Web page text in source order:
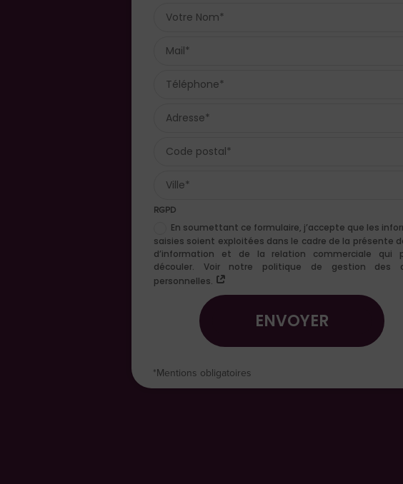
RGPD
En soumettant ce formulaire, j’accepte que les
saisies soient exploitées dans le cadre de la présente
d’information et de la relation commerciale qui
découler. Voir notre politique de gestion des
personnelles.
ENVOYER
*Mentions obligatoires